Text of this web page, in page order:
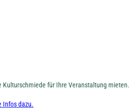
Kulturschmiede für Ihre Veranstaltung mieten.
Infos dazu.